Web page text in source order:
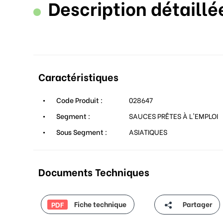
Description
Caractéristiques
Code Produit :
028647
Segment :
SAUCES PRÊTES À L'EMPLOI
Sous Segment :
ASIATIQUES
Documents Techniques
PDF Fiche technique Partager